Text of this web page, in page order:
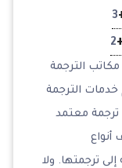
3
2
الترجمة
خدمات الترجمة
معتمد
أنواع
ترجمتها. ولا